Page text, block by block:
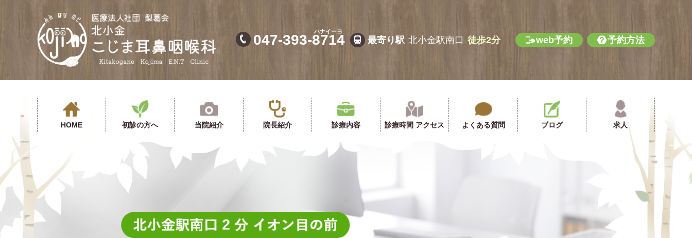
047-393-8714 最寄り駅 北小金駅南口 徒歩2分 web予約 予約方法
HOME 初診の方へ 当院紹介 院長紹介 診療内容 診療時間 アクセス よくある質問 ブログ 求人